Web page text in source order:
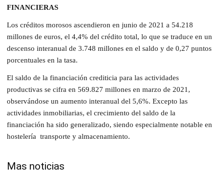
FINANCIERAS
Los créditos morosos ascendieron en junio de 2021 a 54.218
millones de euros, el 4,4% del crédito total, lo que se traduce en un
descenso interanual de 3.748 millones en el saldo y de 0,27 puntos
porcentuales en la tasa.
El saldo de la financiación crediticia para las actividades
productivas se cifra en 569.827 millones en marzo de 2021,
observándose un aumento interanual del 5,6%. Excepto las
actividades inmobiliarias, el crecimiento del saldo de la
financiación ha sido generalizado, siendo especialmente notable en
hostelería transporte y almacenamiento.
Mas noticias